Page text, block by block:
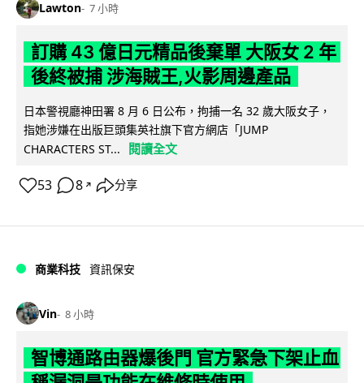
Lawton 7 小時
訂購 43 億日元精品後棄單 大阪女 2 年
後終被捕 涉海賊王,火影周邊產品
日本警視廳神田署 8 月 6 日公布，拘捕一名 32 歲大阪女子，
指她涉嫌在出版巨頭集英社旗下官方網店「JUMP
CHARACTERS ST...
閱讀全文
53 8 ↗ 分享
商業科技 資訊保安
Vin 8 小時
智博通路由器爆後門 官方緊急下架止血